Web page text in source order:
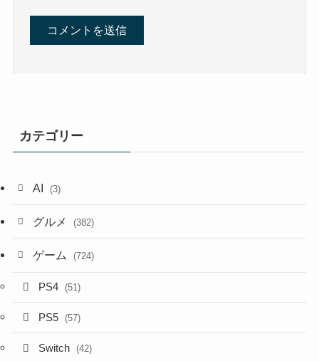
カテゴリー
AI (3)
グルメ (382)
ゲーム (724)
PS4 (51)
PS5 (57)
Switch (42)